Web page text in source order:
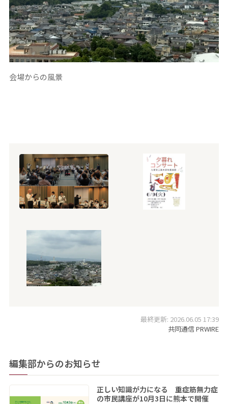
会場からの風景
最終更新: 2026.06.05 17:39
共同通信 PRWIRE
編集部からのお知らせ
正しい知識が力になる 重症筋無力症
の市民講座が10月3日に熊本で開催